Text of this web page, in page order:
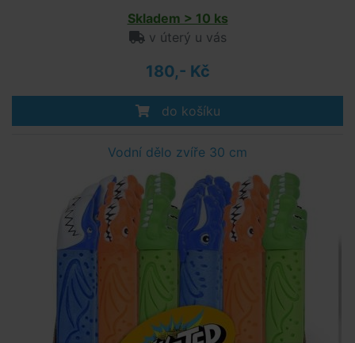
Skladem > 10 ks
v úterý u vás
180,- Kč
do košíku
Vodní dělo zvíře 30 cm